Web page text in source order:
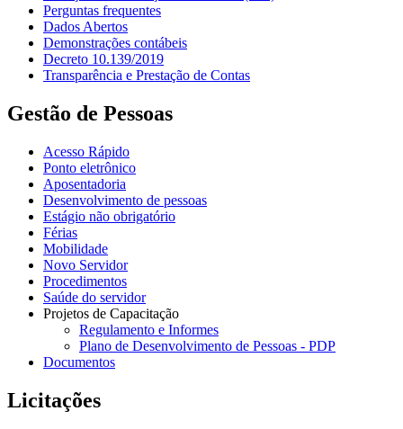
Perguntas frequentes
Dados Abertos
Demonstrações contábeis
Decreto 10.139/2019
Transparência e Prestação de Contas
Gestão de Pessoas
Acesso Rápido
Ponto eletrônico
Aposentadoria
Desenvolvimento de pessoas
Estágio não obrigatório
Férias
Mobilidade
Novo Servidor
Procedimentos
Saúde do servidor
Projetos de Capacitação
Regulamento e Informes
Plano de Desenvolvimento de Pessoas - PDP
Documentos
Licitações